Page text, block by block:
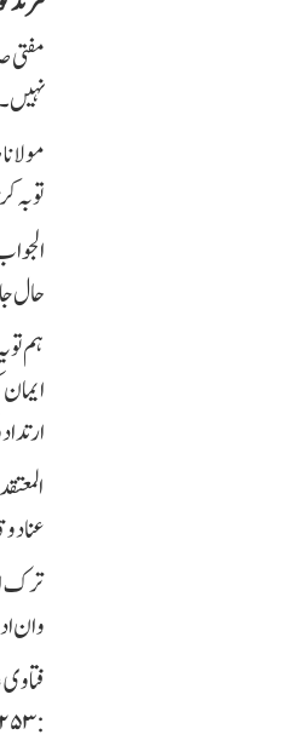
مفتی
نہیں
توبہ
حال
ہم
عناد و
ترک
وان
: ۲۵۳ ، كتاب السير / الباب التاسع في احكام المرتدين.) و الله تعالى اعلم